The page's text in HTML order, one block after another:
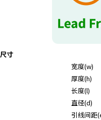
尺寸
宽度(w)
厚度(h)
长度(l)
直径(d)
引线间距